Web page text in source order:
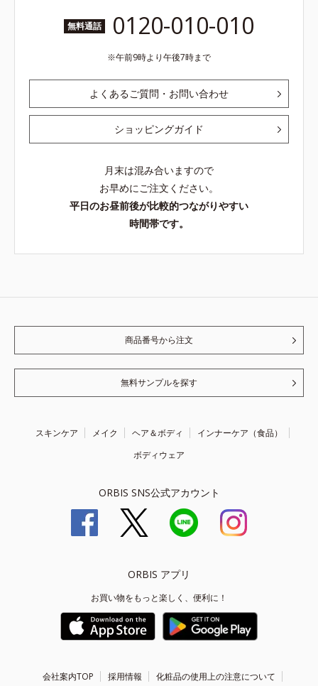
無料通話 0120-010-010
午前9時より午後7時まで
よくあるご質問・お問い合わせ
ショッピングガイド
月末は混み合いますので
お早めにご注文ください。
平日のお昼前後が比較的つながりやすい
時間帯です。
商品番号から注文
無料サンプルを探す
スキンケア メイク ヘア＆ボディ
インナーケア（食品）
ボディウェア
ORBIS SNS公式アカウント
ORBIS アプリ
お買い物をもっと楽しく、便利に！
会社案内TOP 採用情報 化粧品の使用上の注意について